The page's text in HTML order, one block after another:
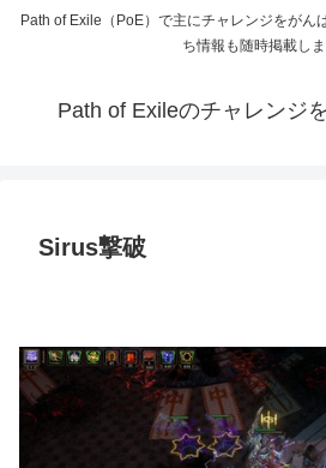
Path of Exile（PoE）で主にチャレンジをがん
ち情報も随時掲載しま
Path of Exileのチャレンジ
Sirus撃破